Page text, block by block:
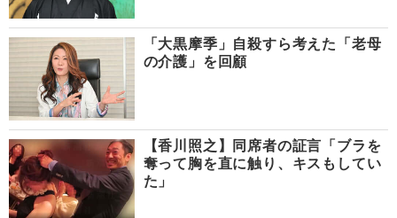
「大黒摩季」自殺すら考えた「老母
の介護」を回顧
【香川照之】同席者の証言「ブラを
奪って胸を直に触り、キスもしてい
た」